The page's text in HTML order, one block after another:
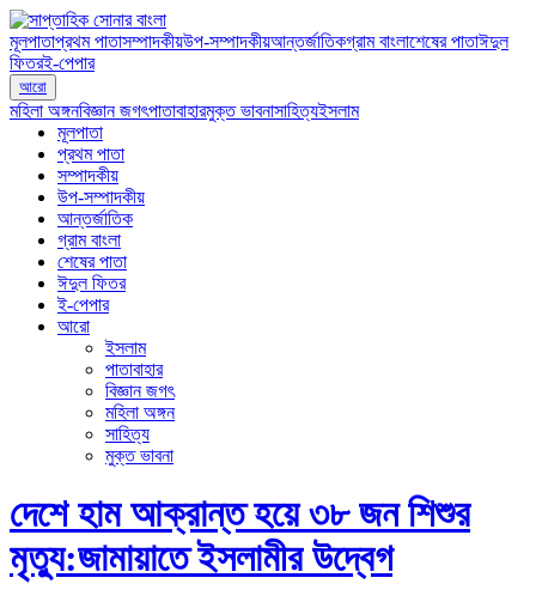
মূলপাতাপ্রথম পাতাসম্পাদকীয়উপ-সম্পাদকীয়আন্তর্জাতিকগ্রাম বাংলাশেষের পাতাঈদুল
ফিতরই-পেপার
আরো
মহিলা অঙ্গনবিজ্ঞান জগৎপাতাবাহারমুক্ত ভাবনাসাহিত্যইসলাম
মূলপাতা
প্রথম পাতা
সম্পাদকীয়
উপ-সম্পাদকীয়
আন্তর্জাতিক
গ্রাম বাংলা
শেষের পাতা
ঈদুল ফিতর
ই-পেপার
আরো
ইসলাম
পাতাবাহার
বিজ্ঞান জগৎ
মহিলা অঙ্গন
সাহিত্য
মুক্ত ভাবনা
দেশে হাম আক্রান্ত হয়ে ৩৮ জন শিশুর
মৃত্যু:জামায়াতে ইসলামীর উদ্বেগ